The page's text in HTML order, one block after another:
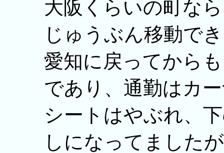
大阪くらいの町な
じゅうぶん移動で
愛知に戻ってから
であり、通勤はカ
シートはやぶれ、
しになってました